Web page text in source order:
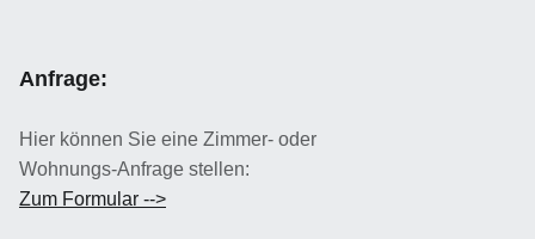
Anfrage:
Hier können Sie eine Zimmer- oder
Wohnungs-Anfrage stellen:
Zum Formular -->